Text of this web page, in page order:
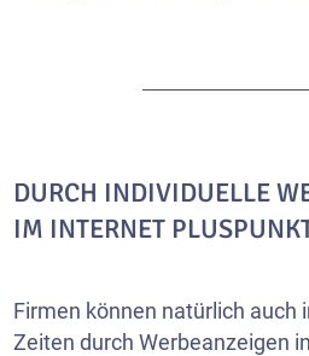
DURCH INDIVIDUELLE
IM INTERNET
Firmen können natürlich auch
Zeiten durch Werbeanzeigen